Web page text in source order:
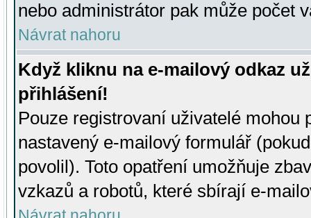
nebo administrátor pak může počet
Návrat nahoru
Když kliknu na e-mailový odkaz
přihlášení!
Pouze registrovaní uživatelé mohou
nastavený e-mailový formulář
povolil). Toto opatření umožňuje
vzkazů a robotů, které sbírají e-